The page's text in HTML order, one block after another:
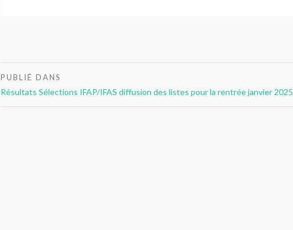
Navigation
de
l’article
PUBLIÉ DANS
Résultats Sélections IFAP/IFAS diffusion des listes pour la rentrée janvier 2025